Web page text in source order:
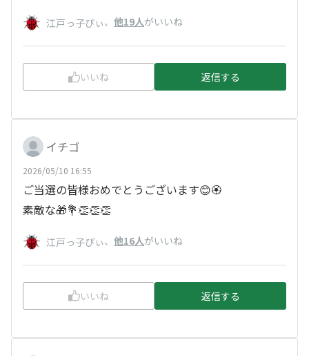
江戸っ子ぴぃ、 他19人がいいね
いいね 返信する
イチゴ
2026/05/10 16:55
ご当選の皆様おめでとうございます😊🏵️
素敵な🎁💐👏👏👏
江戸っ子ぴぃ、 他16人がいいね
いいね 返信する